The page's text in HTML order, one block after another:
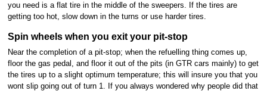
you need is a flat tire in the middle of the sweepers. If the tires are
getting too hot, slow down in the turns or use harder tires.
Spin wheels when you exit your pit-stop
Near the completion of a pit-stop; when the refuelling thing comes up,
floor the gas pedal, and floor it out of the pits (in GTR cars mainly) to get
the tires up to a slight optimum temperature; this will insure you that you
wont slip going out of turn 1. If you always wondered why people did that